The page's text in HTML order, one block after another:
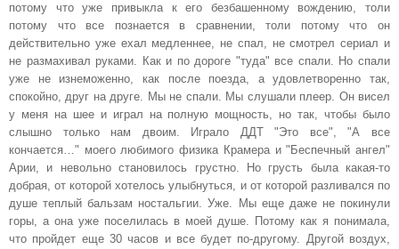
потому что уже привыкла к его безбашенному вождению, толи
потому что все познается в сравнении, толи потому что он
действительно уже ехал медленнее, не спал, не смотрел сериал и
не размахивал руками. Как и по дороге "туда" все спали. Но спали
уже не изнеможенно, как после поезда, а удовлетворенно так,
спокойно, друг на друге. Мы не спали. Мы слушали плеер. Он висел
у меня на шее и играл на полную мощность, но так, чтобы было
слышно только нам двоим. Играло ДДТ "Это все", "А все
кончается…" моего любимого физика Крамера и "Беспечный ангел"
Арии, и невольно становилось грустно. Но грусть была какая-то
добрая, от которой хотелось улыбнуться, и от которой разливался по
душе теплый бальзам ностальгии. Уже. Мы еще даже не покинули
горы, а она уже поселилась в моей душе. Потому как я понимала,
что пройдет еще 30 часов и все будет по-другому. Другой воздух,